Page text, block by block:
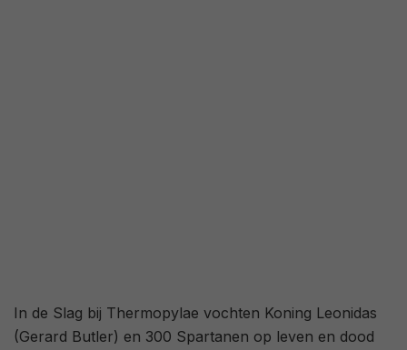
In de Slag bij Thermopylae vochten Koning Leonidas
(Gerard Butler) en 300 Spartanen op leven en dood